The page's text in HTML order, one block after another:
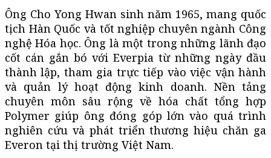
Ông Cho Yong Hwan sinh năm 1965, mang quốc
tịch Hàn Quốc và tốt nghiệp chuyên ngành Công
nghệ Hóa học. Ông là một trong những lãnh đạo
cốt cán gắn bó với Everpia từ những ngày đầu
thành lập, tham gia trực tiếp vào việc vận hành
và quản lý hoạt động kinh doanh. Nền tảng
chuyên môn sâu rộng về hóa chất tổng hợp
Polymer giúp ông đóng góp lớn vào quá trình
nghiên cứu và phát triển thương hiệu chăn ga
Everon tại thị trường Việt Nam.